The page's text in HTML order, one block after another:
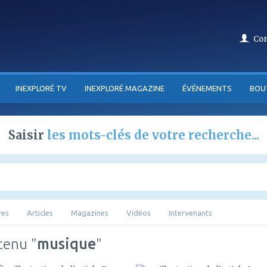
INEXPLORÉ TV INEXPLORÉ MAGAZINE ÉVÉNEMENTS
Saisir les mots-clés de votre recherche...
Articles Magazines Vidéos Intervenants
"musique"